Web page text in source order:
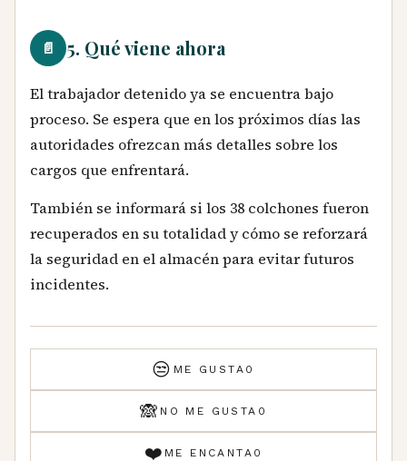
📄 5. Qué viene ahora
El trabajador detenido ya se encuentra bajo
proceso. Se espera que en los próximos días las
autoridades ofrezcan más detalles sobre los
cargos que enfrentará.
También se informará si los 38 colchones fueron
recuperados en su totalidad y cómo se reforzará
la seguridad en el almacén para evitar futuros
incidentes.
😒 ME GUSTA 0
🙈 NO ME GUSTA 0
❤️ ME ENCANTA 0